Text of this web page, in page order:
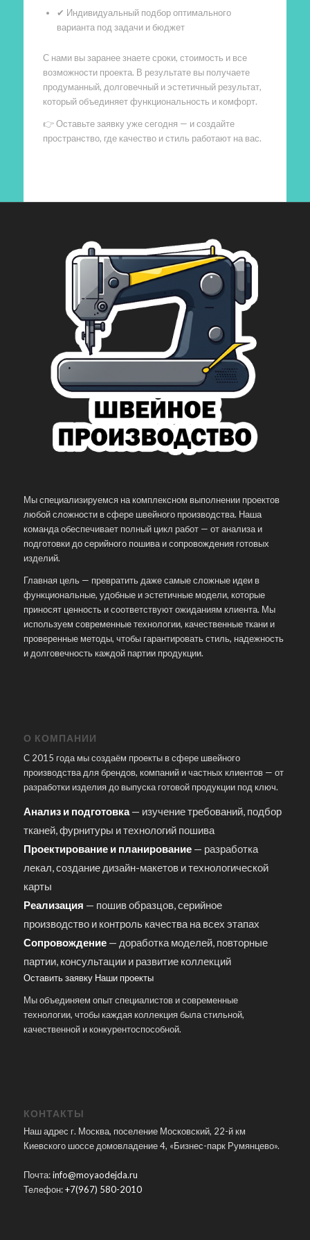
✔ Индивидуальный подбор оптимального
варианта под задачи и бюджет
С нами вы заранее знаете сроки, стоимость и все
возможности проекта. В результате вы получаете
продуманный, долговечный и эстетичный результат,
который объединяет функциональность и комфорт.
👉 Оставьте заявку уже сегодня — и создайте
пространство, где качество и стиль работают на вас.
Мы специализируемся на комплексном выполнении проектов
любой сложности в сфере швейного производства. Наша
команда обеспечивает полный цикл работ — от анализа и
подготовки до серийного пошива и сопровождения готовых
изделий.
Главная цель — превратить даже самые сложные идеи в
функциональные, удобные и эстетичные модели, которые
приносят ценность и соответствуют ожиданиям клиента. Мы
используем современные технологии, качественные ткани и
проверенные методы, чтобы гарантировать стиль, надежность
и долговечность каждой партии продукции.
О КОМПАНИИ
С 2015 года мы создаём проекты в сфере швейного
производства для брендов, компаний и частных клиентов — от
разработки изделия до выпуска готовой продукции под ключ.
Анализ и подготовка— изучение требований, подбор
тканей, фурнитуры и технологий пошива
Проектирование и планирование— разработка
лекал, создание дизайн-макетов и технологической
карты
Реализация — пошив образцов, серийное
производство и контроль качества на всех этапах
Сопровождение— доработка моделей, повторные
партии, консультации и развитие коллекций
Оставить заявку Наши проекты
Мы объединяем опыт специалистов и современные
технологии, чтобы каждая коллекция была стильной,
качественной и конкурентоспособной.
КОНТАКТЫ
Наш адрес г. Москва, поселение Московский, 22-й км
Киевского шоссе домовладение 4, «Бизнес-парк Румянцево».
Почта:info@moyaodejda.ru
Телефон:+7(967) 580-2010